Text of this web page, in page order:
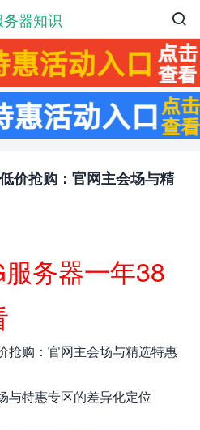
器知识 
价抢购：官网主会场与精
务器一年38
抢购：官网主会场与精选特惠
与特惠专区的差异化定位